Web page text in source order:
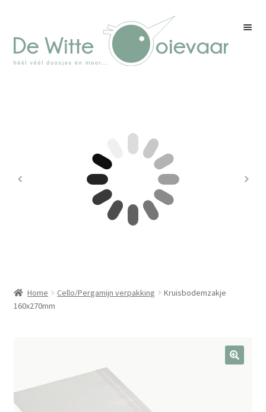
Over drukwerk
Home Cello/Pergamijn verpakking
Kruisbodemzakje
160x270mm